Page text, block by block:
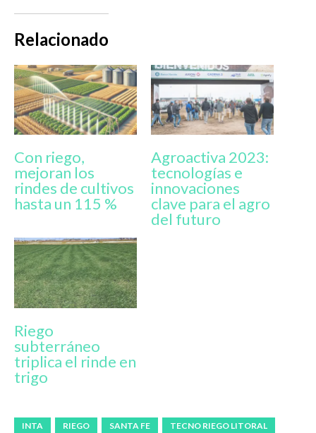
Relacionado
Con riego,
mejoran los
rindes de cultivos
hasta un 115 %
Agroactiva 2023:
tecnologías e
innovaciones
clave para el agro
del futuro
Riego
subterráneo
triplica el rinde en
trigo
INTA RIEGO SANTA FE TECNO RIEGO LITORAL